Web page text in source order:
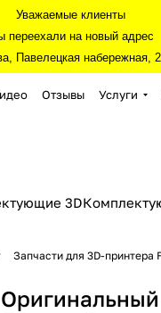
Уважаемые клиенты
переехали на новый адрес
Павелецкая набережная,
Отзывы Услуги
3D
Запчасти для 3D-принтера